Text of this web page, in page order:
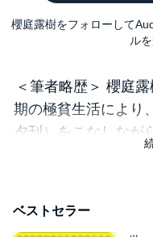
櫻庭露樹をフォローして
ル
＜筆者略歴＞ 櫻庭
期の極貧生活により
夕刊）をこなしなが
得るビジネスプラン
営を成功させたのち
ベストセラー